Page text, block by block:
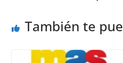
También te